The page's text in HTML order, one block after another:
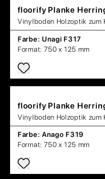
floorify Planke
Vinylboden Holzoptik zum
Farbe: Unagi F317
Format: 750 x 125 mm
floorify Planke
Vinylboden Holzoptik zum
Farbe: Anago F319
Format: 750 x 125 mm